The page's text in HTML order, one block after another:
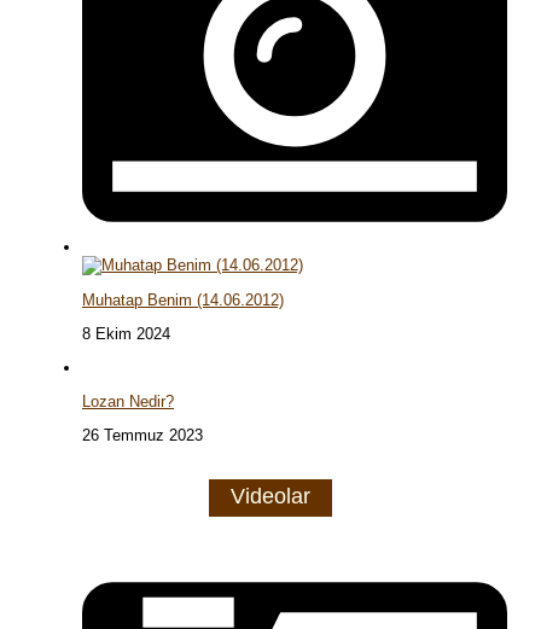
Muhatap Benim (14.06.2012)
8 Ekim 2024
Lozan Nedir?
26 Temmuz 2023
Videolar